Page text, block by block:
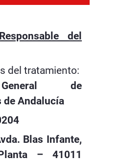
del
del tratamiento:
de
de Andalucía
Blas Infante,
– 41011